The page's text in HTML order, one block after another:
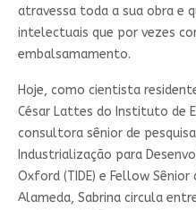
atravessa toda a sua obra e
intelectuais que por vezes
embalsamamento.
Hoje, como cientista
César Lattes do Instituto de
consultora sênior de
Industrialização para
Oxford (TIDE) e Fellow
Alameda, Sabrina circula